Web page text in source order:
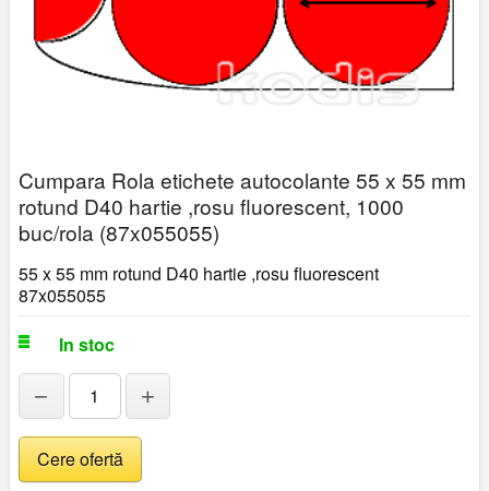
Cumpara Rola etichete autocolante 55 x 55 mm
rotund D40 hartie ,rosu fluorescent, 1000
buc/rola (87x055055)
55 x 55 mm rotund D40 hartie ,rosu fluorescent
87x055055
In stoc
− +